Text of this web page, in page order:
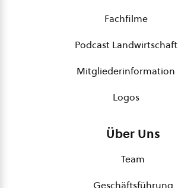
Fachfilme
Podcast Landwirtschaft
Mitgliederinformation
Logos
Über Uns
Team
Geschäftsführung